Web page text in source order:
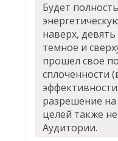
Будет
наверх,
темное и
прошел свое
сплоченности
разрешение
целей также
Аудитории.